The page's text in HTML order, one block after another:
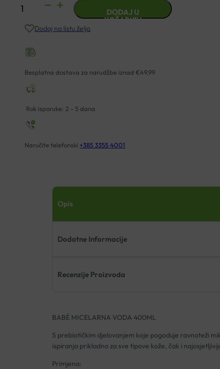
BABÉ
VODA
količina
DODAJ U
KOŠARICU
Dodaj na listu želja
Besplatna dostava za narudžbe iznad €49,99
Rok isporuke: 2 – 5 dana
Naručite telefonski +385 3355 4001
Opis
Dodatne Informacije
Recenzije Proizvoda
BABÉ MICELARNA VODA 400ML
S prebiotičkim djelovanjem koje pogoduje ravnoteži
ispiranja prikladno za sve tipove kože, čak i
Primjena: